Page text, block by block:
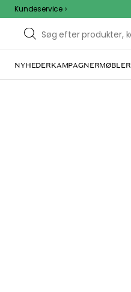
Kundeservice
NYHEDERKAMPAGNERMØBLER